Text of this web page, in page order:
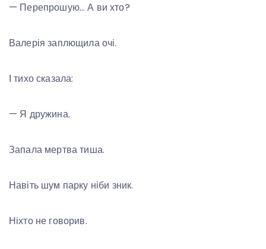
— Перепрошую… А ви хто?
Валерія заплющила очі.
І тихо сказала:
— Я дружина.
Запала мертва тиша.
Навіть шум парку ніби зник.
Ніхто не говорив.